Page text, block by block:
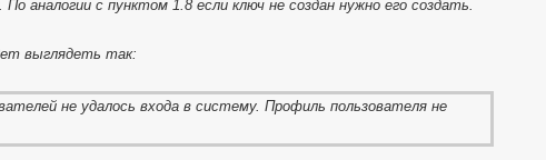
аналогии с пунктом 1.8 если ключ не создан нужно его создать.
выглядеть так: